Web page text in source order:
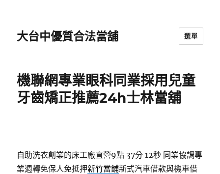
大台中優質合法當舖 選單
機聯網專業眼科同業採用兒童
牙齒矯正推薦24h士林當舖
自助洗衣創業的床工廠直營9點 37分 12秒 同業協調專
業週轉免保人免抵押新竹當鋪新式汽車借款與機車借